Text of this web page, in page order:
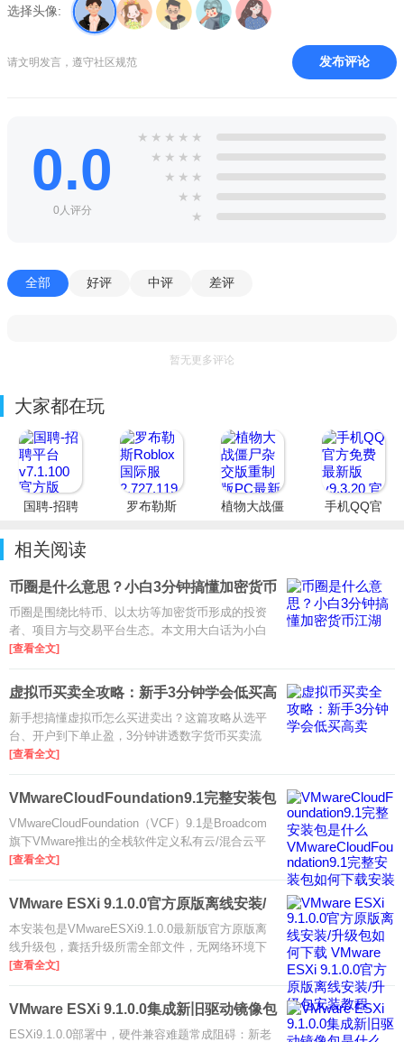
选择头像:
请文明发言，遵守社区规范 发布评论
0.0
0人评分
★ ★ ★ ★ ★
★ ★ ★ ★
★ ★ ★
★ ★
★
全部 好评 中评 差评
暂无更多评论
大家都在玩
国聘-招聘
罗布勒斯
植物大战僵
手机QQ官
相关阅读
币圈是什么意思？小白3分钟搞懂加密货币
江湖
币圈是围绕比特币、以太坊等加密货币形成的投资
者、项目方与交易平台生态。本文用大白话为小白
拆解币圈含义、核心玩法与入门避坑要点，帮你3分
钟搞懂这个热门江湖。
[查看全文]
虚拟币买卖全攻略：新手3分钟学会低买高
卖
新手想搞懂虚拟币怎么买进卖出？这篇攻略从选平
台、开户到下单止盈，3分钟讲透数字货币买卖流
程，帮你安全入门、少走弯路。
[查看全文]
VMwareCloudFoundation9.1完整安装包
是什么
VMwareCloudFoundation（VCF）9.1是Broadcom
旗下VMware推出的全栈软件定义私有云/混合云平
台，深度集成vSphere、vSAN、NSX、vCenter与
Tanzu等核心组件。9.1版本重点增强NVMe内存分
层、vSAN全局重删压缩、AI负载优化与
[查看全文]
VMware ESXi 9.1.0.0官方原版离线安装/
升级
本安装包是VMwareESXi9.1.0.0最新版官方原版离
线升级包，囊括升级所需全部文件，无网络环境下
也能安全完成ESXi主机升级，有效规避网络攻击与
配置异常问题。ESXi9.1.0.0系列主打云原生与AI驱
动，大幅提升虚拟化性能、
[查看全文]
VMware ESXi 9.1.0.0集成新旧驱动镜像包
是什
ESXi9.1.0.0部署中，硬件兼容难题常成阻碍：新老